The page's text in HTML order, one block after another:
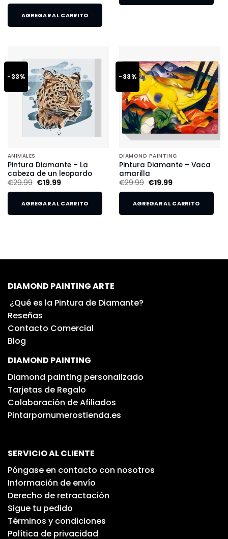
AGREGAR AL CARRITO
-33%
ANIMALES
Pintura Diamante – La
cabeza de un leopardo
€29.99 €19.99
AGREGAR AL CARRITO
-33%
DIAMOND PAINTING
Pintura Diamante – Vaca
amarilla
€29.99 €19.99
AGREGAR AL CARRITO
DIAMOND PAINTING ARTE
¿Qué es la Pintura de Diamante?
Reseñas
Contacto Comercial
Blog
DIAMOND PAINTING
Diamond painting personalizado
Tarjetas de Regalo
Colaboración de Afiliados
Pintarpornumerostienda.es
SERVICIO AL CLIENTE
Póngase en contacto con nosotros
Información de envío
Derecho de retractación
Sigue tu pedido
Términos y condiciones
Política de privacidad